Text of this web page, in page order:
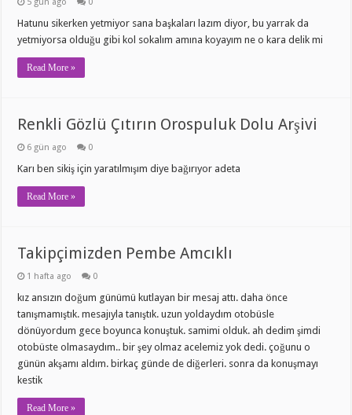
5 gün ago 0
Hatunu sikerken yetmiyor sana başkaları lazım diyor, bu yarrak da
yetmiyorsa olduğu gibi kol sokalım amına koyayım ne o kara delik mi
Read More »
Renkli Gözlü Çıtırın Orospuluk Dolu Arşivi
6 gün ago 0
Karı ben sikiş için yaratılmışım diye bağırıyor adeta
Read More »
Takipçimizden Pembe Amcıklı
1 hafta ago 0
kız ansızın doğum günümü kutlayan bir mesaj attı. daha önce
tanışmamıştık. mesajıyla tanıştık. uzun yoldaydım otobüsle
dönüyordum gece boyunca konuştuk. samimi olduk. ah dedim şimdi
otobüste olmasaydım.. bir şey olmaz acelemiz yok dedi. çoğunu o
günün akşamı aldım. birkaç günde de diğerleri. sonra da konuşmayı
kestik
Read More »